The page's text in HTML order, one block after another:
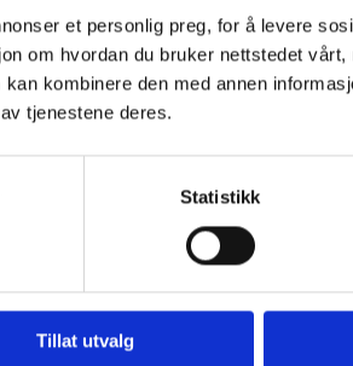
et personlig preg, for å levere
om hvordan du bruker nettstedet
kombinere den med annen
tjenestene deres.
Statistikk
Tillat utvalg